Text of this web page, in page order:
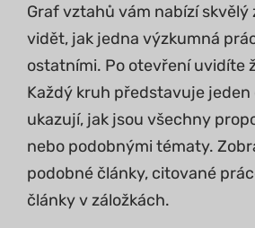
Graf vztahů vám nabízí skvělý
vidět, jak jedna výzkumná
ostatními. Po otevření uvidíte
Každý kruh představuje jeden
ukazují, jak jsou všechny
nebo podobnými tématy.
podobné články, citované
články v záložkách.